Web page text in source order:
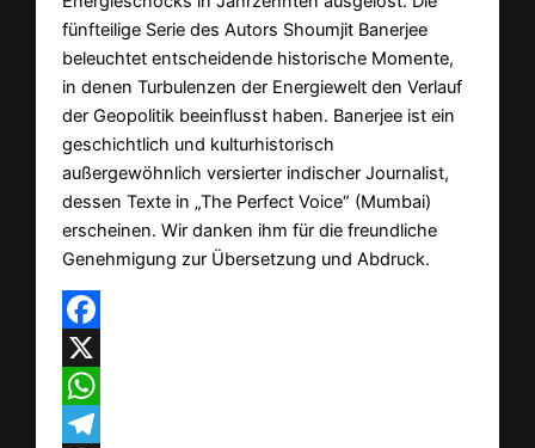
fünfteilige Serie des Autors Shoumjit Banerjee
beleuchtet entscheidende historische Momente,
in denen Turbulenzen der Energiewelt den Verlauf
der Geopolitik beeinflusst haben. Banerjee ist ein
geschichtlich und kulturhistorisch
außergewöhnlich versierter indischer Journalist,
dessen Texte in „The Perfect Voice“ (Mumbai)
erscheinen. Wir danken ihm für die freundliche
Genehmigung zur Übersetzung und Abdruck.
Facebook
X
WhatsApp